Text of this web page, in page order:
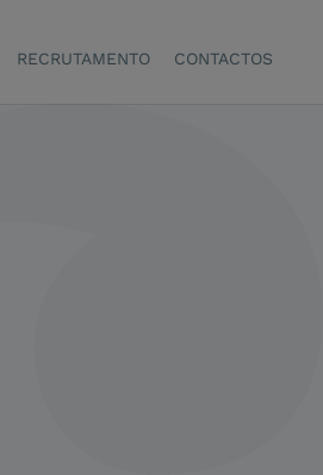
RECRUTAMENTO CONTACTOS